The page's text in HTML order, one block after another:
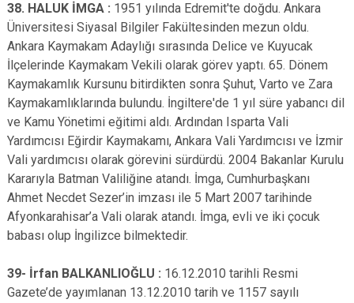
38. HALUK İMGA : 1951 yılında Edremit'te doğdu. Ankara
Üniversitesi Siyasal Bilgiler Fakültesinden mezun oldu.
Ankara Kaymakam Adaylığı sırasında Delice ve Kuyucak
İlçelerinde Kaymakam Vekili olarak görev yaptı. 65. Dönem
Kaymakamlık Kursunu bitirdikten sonra Şuhut, Varto ve Zara
Kaymakamlıklarında bulundu. İngiltere'de 1 yıl süre yabancı dil
ve Kamu Yönetimi eğitimi aldı. Ardından Isparta Vali
Yardımcısı Eğirdir Kaymakamı, Ankara Vali Yardımcısı ve İzmir
Vali yardımcısı olarak görevini sürdürdü. 2004 Bakanlar Kurulu
Kararıyla Batman Valiliğine atandı. İmga, Cumhurbaşkanı
Ahmet Necdet Sezer’in imzası ile 5 Mart 2007 tarihinde
Afyonkarahisar’a Vali olarak atandı. İmga, evli ve iki çocuk
babası olup İngilizce bilmektedir.
39- İrfan BALKANLIOĞLU : 16.12.2010 tarihli Resmi
Gazete’de yayımlanan 13.12.2010 tarih ve 1157 sayılı